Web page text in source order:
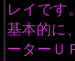
レイです。
基本的に
ーターＵ